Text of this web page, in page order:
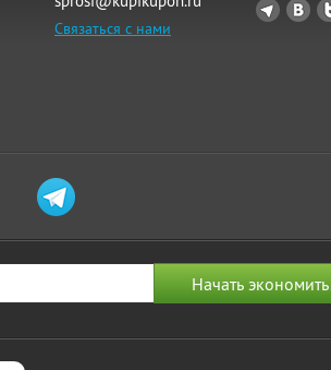
Связаться с нами